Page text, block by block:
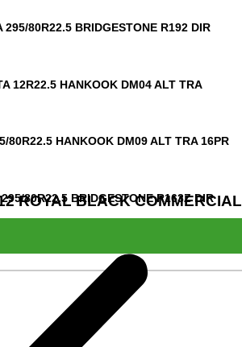
295/80R22.5 BRIDGESTONE R192 DIR
12R22.5 HANKOOK DM04 ALT TRA
80R22.5 HANKOOK DM09 ALT TRA 16PR
80R22.5 BRIDGESTONE R163Z DIR
ROYAL BLACK COMMERCIAL